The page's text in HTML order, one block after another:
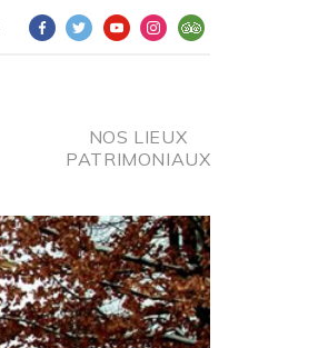
NOS LIEUX
PATRIMONIAUX